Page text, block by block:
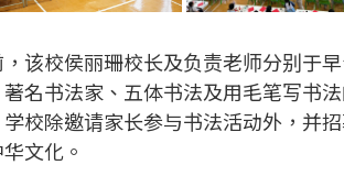
该校侯丽珊校长及负责老师分别于
名书法家、五体书法及用毛笔写书
校除邀请家长参与书法活动外，并
文化。